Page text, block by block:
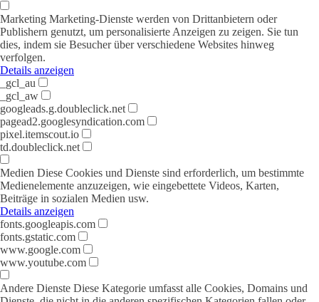
Marketing Marketing-Dienste werden von Drittanbietern oder
Publishern genutzt, um personalisierte Anzeigen zu zeigen. Sie tun
dies, indem sie Besucher über verschiedene Websites hinweg
verfolgen.
Details anzeigen
_gcl_au
_gcl_aw
googleads.g.doubleclick.net
pagead2.googlesyndication.com
pixel.itemscout.io
td.doubleclick.net
Medien Diese Cookies und Dienste sind erforderlich, um bestimmte
Medienelemente anzuzeigen, wie eingebettete Videos, Karten,
Beiträge in sozialen Medien usw.
Details anzeigen
fonts.googleapis.com
fonts.gstatic.com
www.google.com
www.youtube.com
Andere Dienste Diese Kategorie umfasst alle Cookies, Domains und